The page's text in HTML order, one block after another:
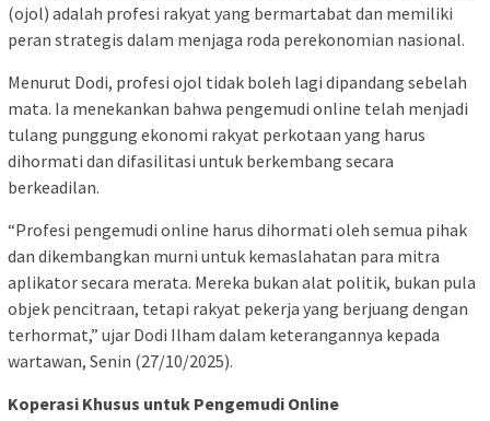
(ojol) adalah profesi rakyat yang bermartabat dan memiliki
peran strategis dalam menjaga roda perekonomian nasional.
Menurut Dodi, profesi ojol tidak boleh lagi dipandang sebelah
mata. Ia menekankan bahwa pengemudi online telah menjadi
tulang punggung ekonomi rakyat perkotaan yang harus
dihormati dan difasilitasi untuk berkembang secara
berkeadilan.
“Profesi pengemudi online harus dihormati oleh semua pihak
dan dikembangkan murni untuk kemaslahatan para mitra
aplikator secara merata. Mereka bukan alat politik, bukan pula
objek pencitraan, tetapi rakyat pekerja yang berjuang dengan
terhormat,” ujar Dodi Ilham dalam keterangannya kepada
wartawan, Senin (27/10/2025).
Koperasi Khusus untuk Pengemudi Online